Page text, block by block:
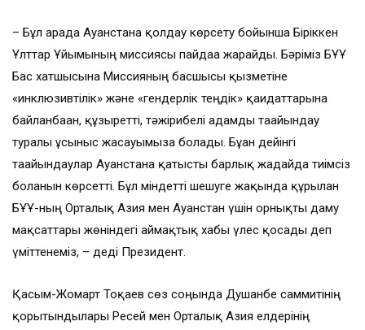
– Бұл арада Ауғанстанға қолдау көрсету бойынша Біріккен
Ұлттар Ұйымының миссиясы пайдаға жарайды. Бәріміз БҰҰ
Бас хатшысына Миссияның басшысы қызметіне
«инклюзивтілік» және «гендерлік теңдік» қағидаттарына
байланбаған, құзыретті, тәжірибелі адамды тағайындау
туралы ұсыныс жасауымызға болады. Бұған дейінгі
тағайындаулар Ауғанстанға қатысты барлық жағдайда тиімсіз
болғанын көрсетті. Бұл міндетті шешуге жақында құрылған
БҰҰ-ның Орталық Азия мен Ауғанстан үшін орнықты даму
мақсаттары жөніндегі аймақтық хабы үлес қосады деп
үміттенеміз, – деді Президент.
Қасым-Жомарт Тоқаев сөз соңында Душанбе саммитінің
қорытындылары Ресей мен Орталық Азия елдерінің